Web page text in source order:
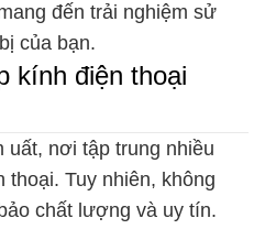
đến trải nghiệm sử
của bạn.
kính điện thoại
uất, nơi tập trung nhiều
Tuy nhiên, không
chất lượng và uy tín.